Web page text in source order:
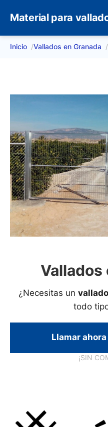
Material para
Inicio Vallados en Granada
Vallados
¿Necesitas un
todo
Llamar
¡SIN